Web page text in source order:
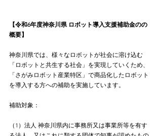
【令和6年度神奈川県 ロボット導入支援補助金のの
概要】
神奈川県では、様々なロボットが社会に溶け込む
「ロボットと共生する社会」を実現していくため、
「さがみロボット産業特区」で商品化したロボット
を導入する方への補助を実施しています。
補助対象：
（1）法人 神奈川県内に事務所又は事業所等を有す